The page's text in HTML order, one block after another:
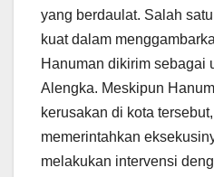
yang berdaulat. Salah
kuat dalam
Hanuman dikirim sebagai
Alengka. Meskipun
kerusakan di kota
memerintahkan
melakukan intervensi